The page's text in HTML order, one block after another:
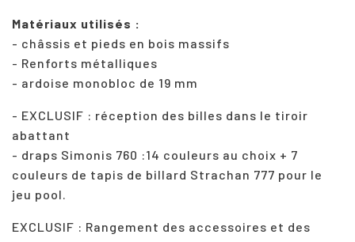
Matériaux utilisés :
- châssis et pieds en bois massifs
- Renforts métalliques
- ardoise monobloc de 19 mm
- EXCLUSIF : réception des billes dans le tiroir
abattant
- draps Simonis 760 :14 couleurs au choix + 7
couleurs de tapis de billard Strachan 777 pour le
jeu pool.
EXCLUSIF : Rangement des accessoires et des